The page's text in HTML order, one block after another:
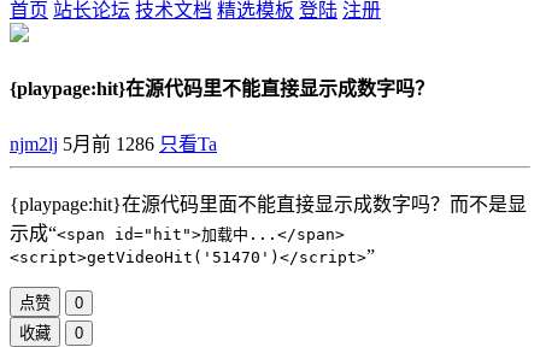
首页 站长论坛 技术文档 精选模板 登陆 注册
{playpage:hit}在源代码里不能直接显示成数字吗？
njm2lj 5月前 1286 只看Ta
{playpage:hit}在源代码里面不能直接显示成数字吗？而不是显
示成“<span id=" hit ">加载中... </span>
<script>getVideoHit('51470') </script>”
点赞
0
收藏
0